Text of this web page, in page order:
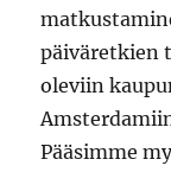
päiväretkien
oleviin
Pääsimme